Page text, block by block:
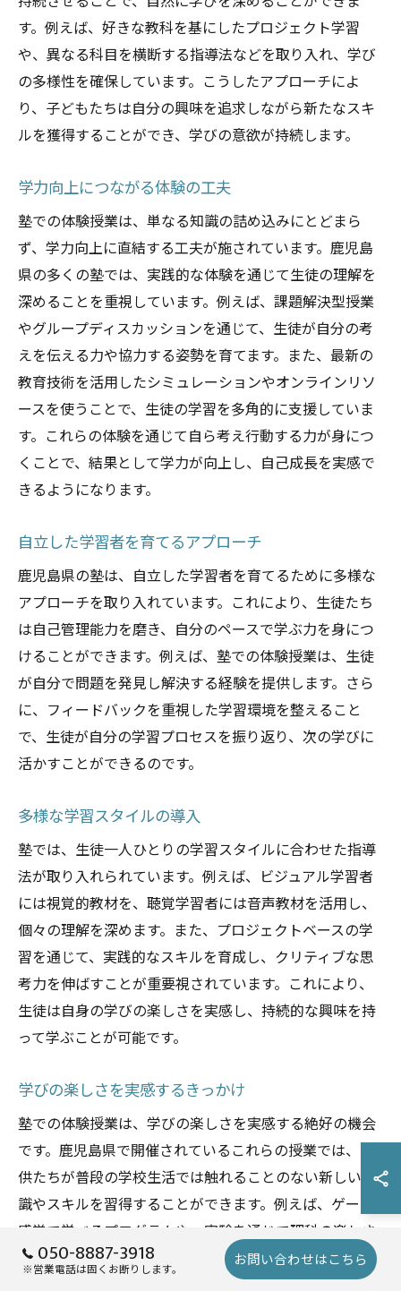
す。例えば、好きな教科を基にしたプロジェクト学習
や、異なる科目を横断する指導法などを取り入れ、学び
の多様性を確保しています。こうしたアプローチによ
り、子どもたちは自分の興味を追求しながら新たなスキ
ルを獲得することができ、学びの意欲が持続します。
学力向上につながる体験の工夫
塾での体験授業は、単なる知識の詰め込みにとどまら
ず、学力向上に直結する工夫が施されています。鹿児島
県の多くの塾では、実践的な体験を通じて生徒の理解を
深めることを重視しています。例えば、課題解決型授業
やグループディスカッションを通じて、生徒が自分の考
えを伝える力や協力する姿勢を育てます。また、最新の
教育技術を活用したシミュレーションやオンラインリソ
ースを使うことで、生徒の学習を多角的に支援していま
す。これらの体験を通じて自ら考え行動する力が身につ
くことで、結果として学力が向上し、自己成長を実感で
きるようになります。
自立した学習者を育てるアプローチ
鹿児島県の塾は、自立した学習者を育てるために多様な
アプローチを取り入れています。これにより、生徒たち
は自己管理能力を磨き、自分のペースで学ぶ力を身につ
けることができます。例えば、塾での体験授業は、生徒
が自分で問題を発見し解決する経験を提供します。さら
に、フィードバックを重視した学習環境を整えること
で、生徒が自分の学習プロセスを振り返り、次の学びに
活かすことができるのです。
多様な学習スタイルの導入
塾では、生徒一人ひとりの学習スタイルに合わせた指導
法が取り入れられています。例えば、ビジュアル学習者
には視覚的教材を、聴覚学習者には音声教材を活用し、
個々の理解を深めます。また、プロジェクトベースの学
習を通じて、実践的なスキルを育成し、クリティブな思
考力を伸ばすことが重要視されています。これにより、
生徒は自身の学びの楽しさを実感し、持続的な興味を持
って学ぶことが可能です。
学びの楽しさを実感するきっかけ
塾での体験授業は、学びの楽しさを実感する絶好の機会
です。鹿児島県で開催されているこれらの授業では、子
供たちが普段の学校生活では触れることのない新しい知
識やスキルを習得することができます。例えば、ゲーム
感覚で学べるプログラムや、実験を通じて理科の楽しさ
を体験することができる授業が人気です。これらの体験
050-8887-3918
※営業電話は固くお断りします。 お問い合わせはこちら